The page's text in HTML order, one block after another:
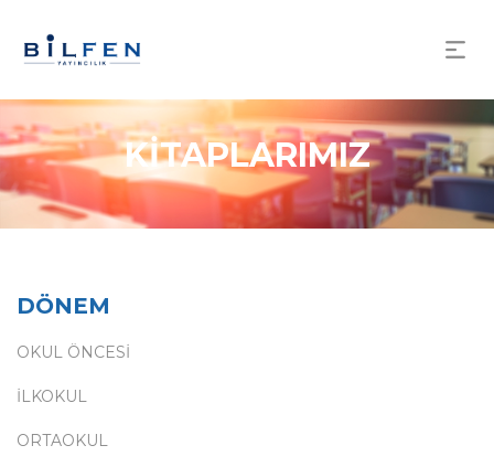
KİTAPLARIMIZ
DÖNEM
OKUL ÖNCESİ
İLKOKUL
ORTAOKUL